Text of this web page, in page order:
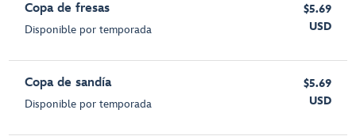
Copa de fresas
Disponible por temporada
$5.69
USD
Copa de sandía
Disponible por temporada
$5.69
USD